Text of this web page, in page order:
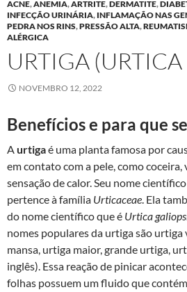
ACNE,ANEMIA,ARTRITE,DERMATITE,
INFECÇÃO URINÁRIA, INFLAMAÇÃO NAS
PEDRA NOS RINS,PRESSÃO ALTA,
ALÉRGICA
URTIGA
NOVEMBRO 12, 2022
Benefícios e para que
Aurtigaé uma planta famosa por
em contato com a pele, como
sensação de calor. Seu nome
pertence à família Urticaceae. Ela
do nome científico que é Urtica
nomes populares da urtiga são
mansa, urtiga maior, grande urtiga,
inglês). Essa reação de pinicar
folhas possuem um fluido que contém